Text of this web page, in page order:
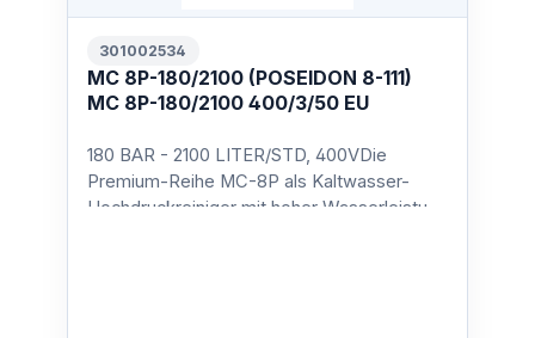
301002534
MC 8P-180/2100 (POSEIDON 8-111)
MC 8P-180/2100 400/3/50 EU
180 BAR - 2100 LITER/STD, 400VDie
Premium-Reihe MC-8P als Kaltwasser-
Hochdruckreiniger mit hoher Wasserleistung